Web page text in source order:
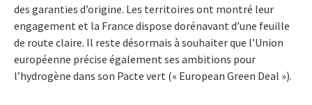
des garanties d’origine. Les territoires ont montré leur
engagement et la France dispose dorénavant d’une feuille
de route claire. Il reste désormais à souhaiter que l’Union
européenne précise également ses ambitions pour
l’hydrogène dans son Pacte vert (« European Green Deal »).